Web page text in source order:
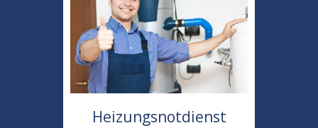
Heizungsnotdienst